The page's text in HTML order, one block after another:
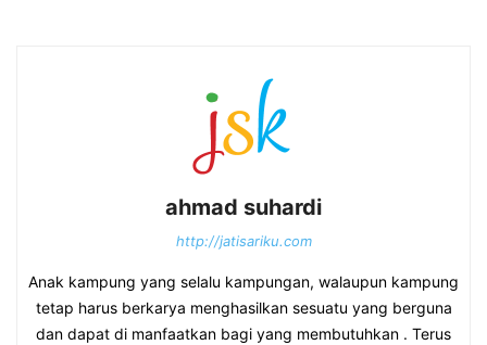
ahmad suhardi
http://jatisariku.com
Anak kampung yang selalu kampungan, walaupun kampung
tetap harus berkarya menghasilkan sesuatu yang berguna
dan dapat di manfaatkan bagi yang membutuhkan . Terus